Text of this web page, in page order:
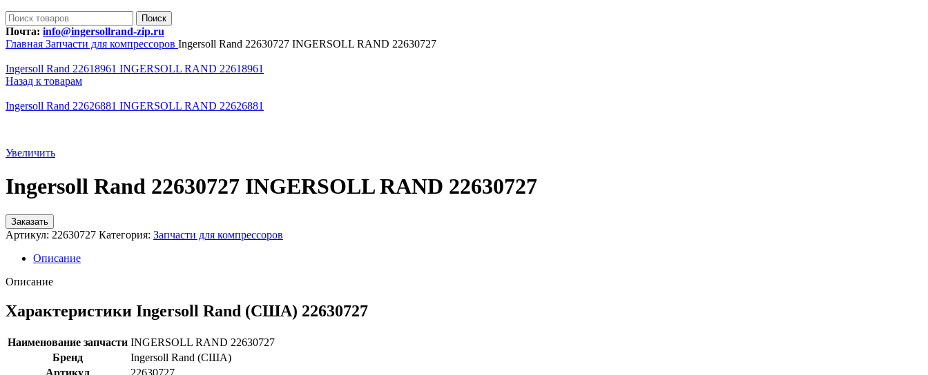
Поиск
Почта: info@ingersollrand-zip.ru
Главная Запчасти для компрессоров Ingersoll Rand 22630727 INGERSOLL RAND 22630727
Ingersoll Rand 22618961 INGERSOLL RAND 22618961
Назад к товарам
Ingersoll Rand 22626881 INGERSOLL RAND 22626881
Увеличить
Ingersoll Rand 22630727 INGERSOLL RAND 22630727
Заказать
Артикул: 22630727 Категория: Запчасти для компрессоров
Описание
Описание
Характеристики Ingersoll Rand (США) 22630727
Наименование запчасти INGERSOLL RAND 22630727
Бренд
Ingersoll Rand (США)
Артикул
22630727